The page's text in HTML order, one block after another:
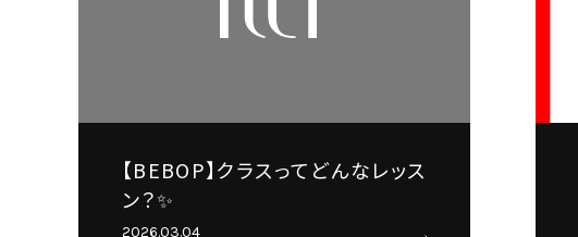
【BEBOP】クラスってどんなレッス
ン？✨
2026.03.04